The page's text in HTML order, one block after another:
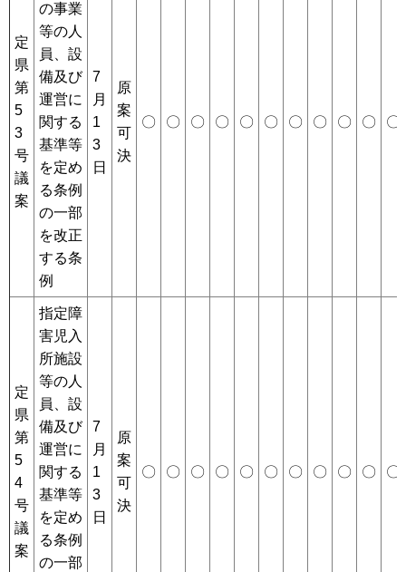
定
県
第
5
3
号
議
案
の事業
等の人
員、設
備及び
運営に
関する
基準等
を定め
る条例
の一部
を改正
する条
例
7
月
1
3
日
原
案
可
決
〇 〇 〇 〇 〇 〇 〇 〇 〇 〇 〇
定
県
第
5
4
号
議
案
指定障
害児入
所施設
等の人
員、設
備及び
運営に
関する
基準等
を定め
る条例
の一部
7
月
1
3
日
原
案
可
決
〇 〇 〇 〇 〇 〇 〇 〇 〇 〇 〇